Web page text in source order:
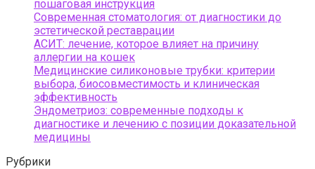
пошаговая инструкция
Современная стоматология: от диагностики до
эстетической реставрации
АСИТ: лечение, которое влияет на причину
аллергии на кошек
Медицинские силиконовые трубки: критерии
выбора, биосовместимость и клиническая
эффективность
Эндометриоз: современные подходы к
диагностике и лечению с позиции доказательной
медицины
Рубрики